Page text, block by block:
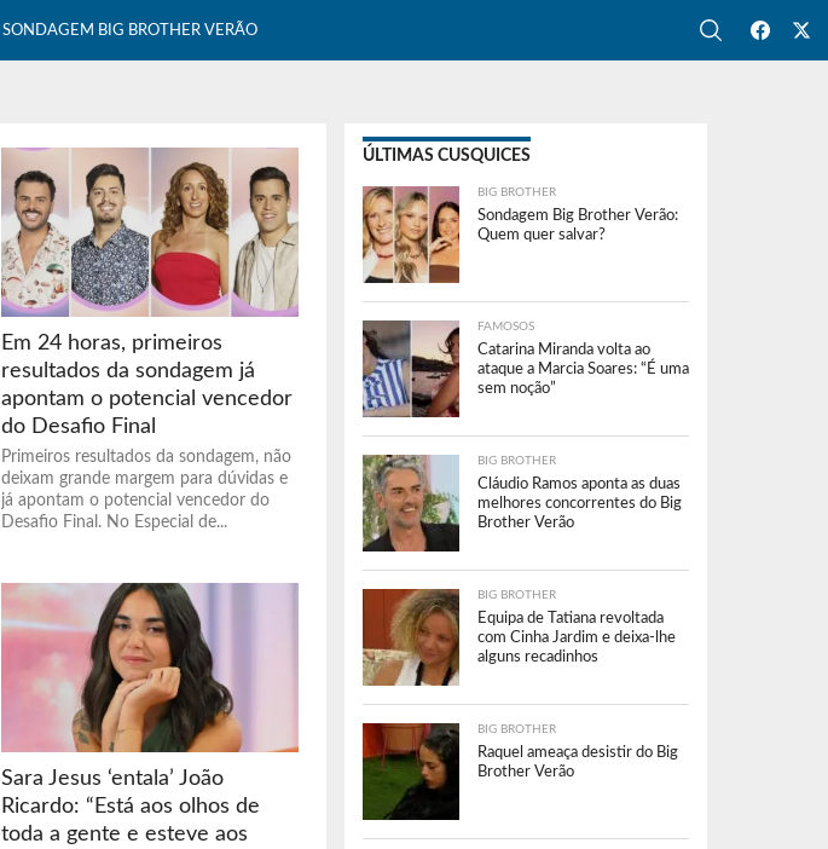
SONDAGEM BIG BROTHER VERÃO
Em 24 horas, primeiros
resultados da sondagem já
apontam o potencial vencedor
do Desafio Final
Primeiros resultados da sondagem, não
deixam grande margem para dúvidas e
já apontam o potencial vencedor do
Desafio Final. No Especial de...
Sara Jesus ‘entala’ João
Ricardo: “Está aos olhos de
toda a gente e esteve aos
ÚLTIMAS CUSQUICES
BIG BROTHER
Sondagem Big Brother Verão:
Quem quer salvar?
FAMOSOS
Catarina Miranda volta ao
ataque a Marcia Soares: “É uma
sem noção”
BIG BROTHER
Cláudio Ramos aponta as duas
melhores concorrentes do Big
Brother Verão
BIG BROTHER
Equipa de Tatiana revoltada
com Cinha Jardim e deixa-lhe
alguns recadinhos
BIG BROTHER
Raquel ameaça desistir do Big
Brother Verão